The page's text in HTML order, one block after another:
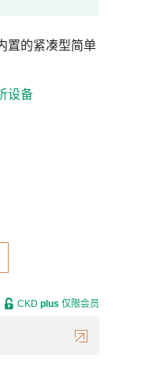
置的紧凑型简单
设备
CKD plus 仅限会员